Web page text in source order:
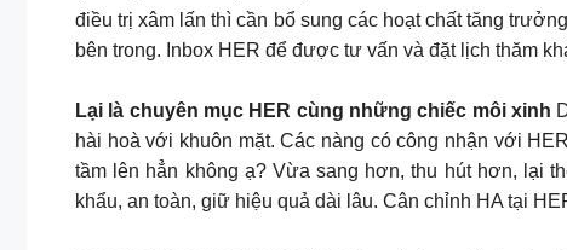
điều trị xâm lấn thì cần bổ sung các hoạt chất tăng
bên trong. Inbox HER để được tư vấn và đặt lịch thăm
Lại là chuyên mục HER cùng những chiếc môi xinh
hài hoà với khuôn mặt. Các nàng có công nhận với
tầm lên hẳn không ạ? Vừa sang hơn, thu hút hơn, lại
khẩu, an toàn, giữ hiệu quả dài lâu. Cân chỉnh HA tại